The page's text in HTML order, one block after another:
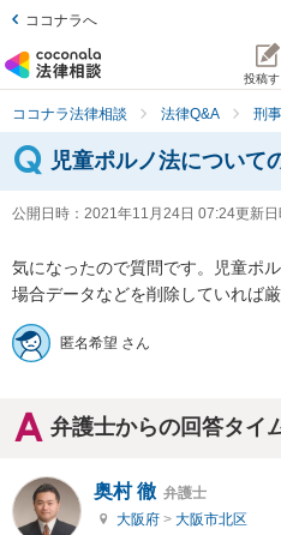
ココナラへ
投稿す
ココナラ法律相談 法律Q&A 刑
児童ポルノ法について
公開日時： 2021年11月24日 07:24更新日
気になったので質問です。児童ポ
場合データなどを削除していれば
匿名希望 さん
弁護士からの回答タイ
奥村 徹 弁護士
大阪府 > 大阪市北区